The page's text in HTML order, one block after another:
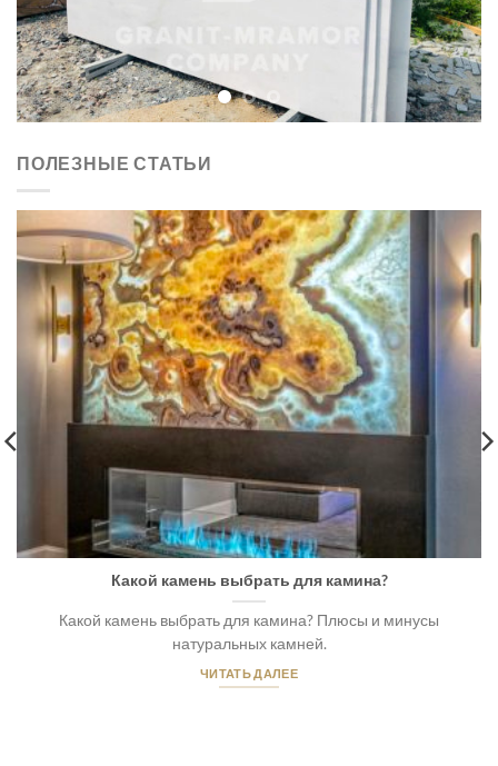
ПОЛЕЗНЫЕ СТАТЬИ
Какой камень выбрать для камина?
Какой камень выбрать для камина? Плюсы и минусы
натуральных камней.
ЧИТАТЬ ДАЛЕЕ